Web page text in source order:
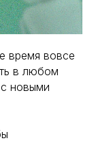
время вовсе
в любом
с новыми